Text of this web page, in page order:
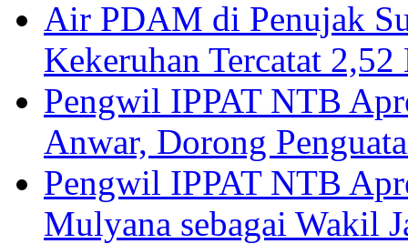
Air PDAM di Penujak
Kekeruhan Tercatat
Pengwil IPPAT NTB
Anwar, Dorong
Pengwil IPPAT NTB
Mulyana sebagai Wakil